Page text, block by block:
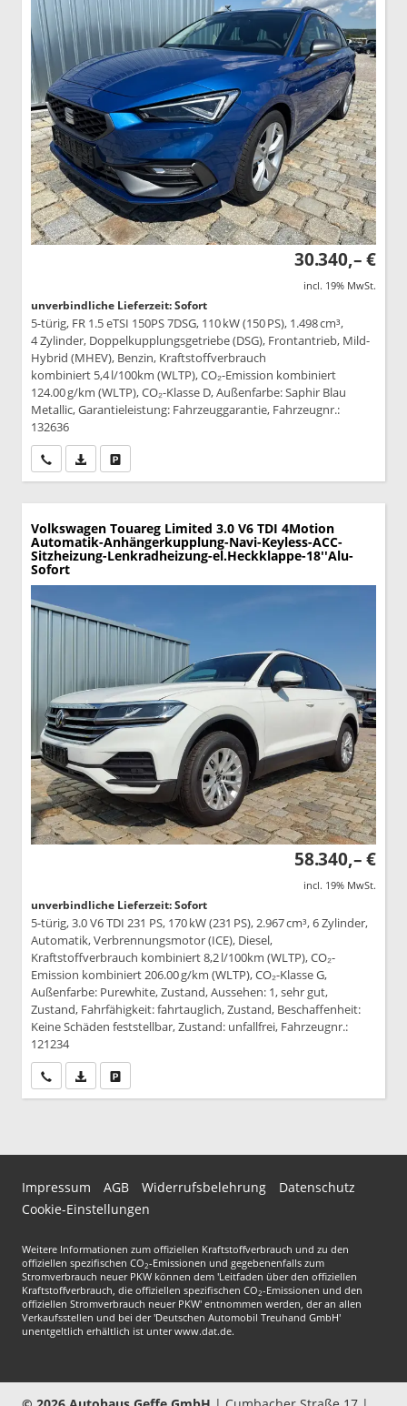
30.340,– €
incl. 19% MwSt.
unverbindliche Lieferzeit: Sofort
5-türig, FR 1.5 eTSI 150PS 7DSG, 110 kW (150 PS), 1.498 cm³,
4 Zylinder, Doppelkupplungsgetriebe (DSG), Frontantrieb, Mild-
Hybrid (MHEV), Benzin, Kraftstoffverbrauch
kombiniert 5,4 l/100km (WLTP), CO₂-Emission kombiniert
124.00 g/km (WLTP), CO₂-Klasse D, Außenfarbe: Saphir Blau
Metallic, Garantieleistung: Fahrzeuggarantie, Fahrzeugnr.:
132636
Wir rufen Sie anPDF-Datei, Fahrzeugexposé drucken
Volkswagen Touareg Limited 3.0 V6 TDI 4Motion
Automatik-Anhängerkupplung-Navi-Keyless-ACC-
Sitzheizung-Lenkradheizung-el.Heckklappe-18''Alu-
Sofort
58.340,– €
incl. 19% MwSt.
unverbindliche Lieferzeit: Sofort
5-türig, 3.0 V6 TDI 231 PS, 170 kW (231 PS), 2.967 cm³, 6 Zylinder,
Automatik, Verbrennungsmotor (ICE), Diesel,
Kraftstoffverbrauch kombiniert 8,2 l/100km (WLTP), CO₂-
Emission kombiniert 206.00 g/km (WLTP), CO₂-Klasse G,
Außenfarbe: Purewhite, Zustand, Aussehen: 1, sehr gut,
Zustand, Fahrfähigkeit: fahrtauglich, Zustand, Beschaffenheit:
Keine Schäden feststellbar, Zustand: unfallfrei, Fahrzeugnr.:
121234
Wir rufen Sie anPDF-Datei, Fahrzeugexposé drucken
Impressum AGB Widerrufsbelehrung
Datenschutz
Cookie-Einstellungen
Weitere Informationen zum offiziellen Kraftstoffverbrauch und zu den
offiziellen spezifischen CO2-Emissionen und gegebenenfalls zum
Stromverbrauch neuer PKW können dem 'Leitfaden über den offiziellen
Kraftstoffverbrauch, die offiziellen spezifischen CO2-Emissionen und den
offiziellen Stromverbrauch neuer PKW' entnommen werden, der an allen
Verkaufsstellen und bei der 'Deutschen Automobil Treuhand GmbH'
unentgeltlich erhältlich ist unter www.dat.de.